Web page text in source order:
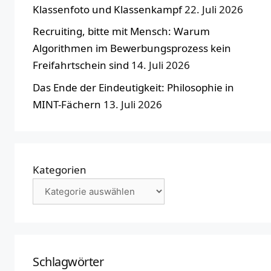
Klassenfoto und Klassenkampf22. Juli 2026
Recruiting, bitte mit Mensch: Warum
Algorithmen im Bewerbungsprozess kein
Freifahrtschein sind 14. Juli 2026
Das Ende der Eindeutigkeit: Philosophie in
MINT-Fächern 13. Juli 2026
Kategorien
Schlagwörter